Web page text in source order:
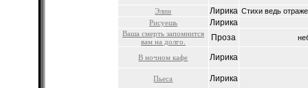
Элин Лирика Стихи ведь
Рисуешь
Лирика
Ваша смерть запомнится
вам на долго.
Проза
В ночном кафе Лирика
Пьеса Лирика